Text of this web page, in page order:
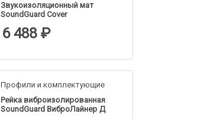
Звукоизоляционный мат
SoundGuard Cover
6 488 ₽
Профили и комплектующие
Рейка виброизолированная
SoundGuard ВиброЛайнер Д